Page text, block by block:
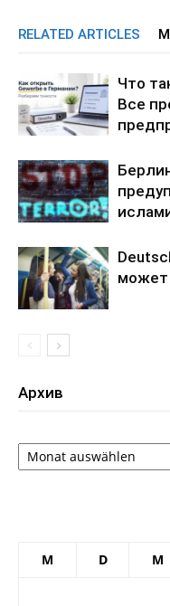
RELATED ARTICLES
Что
Все
может
Архив
Архив
M D M